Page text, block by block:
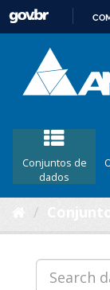
Conjuntos de
dados